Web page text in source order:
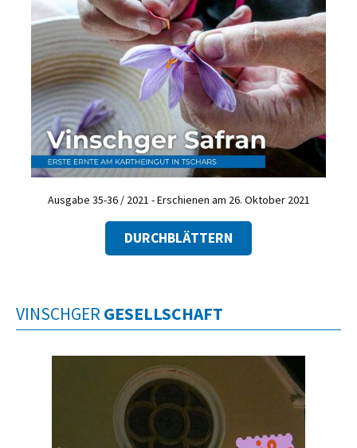
Ausgabe 35-36 / 2021 - Erschienen am 26. Oktober 2021
DURCHBLÄTTERN
VINSCHGER GESELLSCHAFT